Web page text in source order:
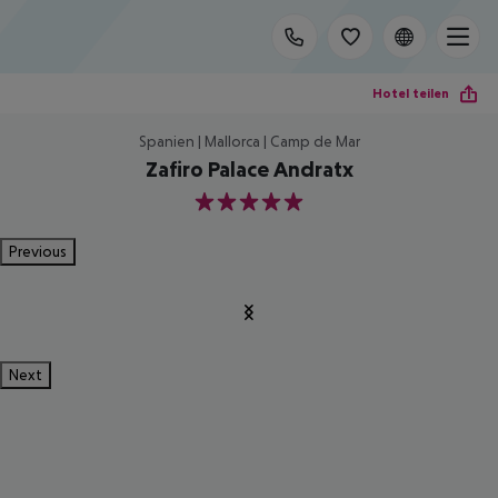
Hotel teilen
Spanien | Mallorca | Camp de Mar
Zafiro Palace Andratx
5
Previous
Next